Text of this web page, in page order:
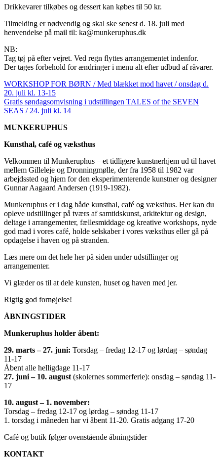
Drikkevarer tilkøbes og dessert kan købes til 50 kr.
Tilmelding er nødvendig og skal ske senest d. 18. juli med
henvendelse på mail til: ka@munkeruphus.dk
NB:
Tag tøj på efter vejret. Ved regn flyttes arrangementet indenfor.
Der tages forbehold for ændringer i menu alt efter udbud af råvarer.
WORKSHOP FOR BØRN / Med blækket mod havet / onsdag d.
20. juli kl. 13-15
Gratis søndagsomvisning i udstillingen TALES of the SEVEN
SEAS / 24. juli kl. 14
MUNKERUPHUS
Kunsthal, café og væksthus
Velkommen til Munkeruphus – et tidligere kunstnerhjem ud til havet
mellem Gilleleje og Dronningmølle, der fra 1958 til 1982 var
arbejdssted og hjem for den eksperimenterende kunstner og designer
Gunnar Aagaard Andersen (1919-1982).
Munkeruphus er i dag både kunsthal, café og væksthus. Her kan du
opleve udstillinger på tværs af samtidskunst, arkitektur og design,
deltage i arrangementer, fællesmiddage og kreative workshops, nyde
god mad i vores café, holde selskaber i vores væksthus eller gå på
opdagelse i haven og på stranden.
Læs mere om det hele her på siden under udstillinger og
arrangementer.
Vi glæder os til at dele kunsten, huset og haven med jer.
Rigtig god fornøjelse!
ÅBNINGSTIDER
Munkeruphus holder åbent:
29. marts – 27. juni: Torsdag – fredag 12-17 og lørdag – søndag
11-17
Åbent alle helligdage 11-17
27. juni – 10. august (skolernes sommerferie): onsdag – søndag 11-
17
10. august – 1. november:
Torsdag – fredag 12-17 og lørdag – søndag 11-17
1. torsdag i måneden har vi åbent 11-20. Gratis adgang 17-20
Café og butik følger ovenstående åbningstider
KONTAKT